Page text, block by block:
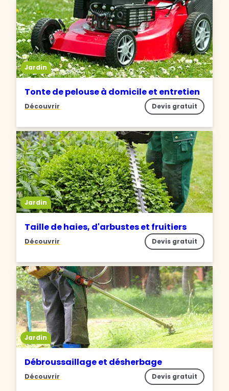
Jardin
Tonte de pelouse à domicile et entretien
Découvrir Devis gratuit
Jardin
Taille de haies, d'arbustes et fruitiers
Découvrir Devis gratuit
Jardin
Débroussaillage et désherbage
Découvrir Devis gratuit